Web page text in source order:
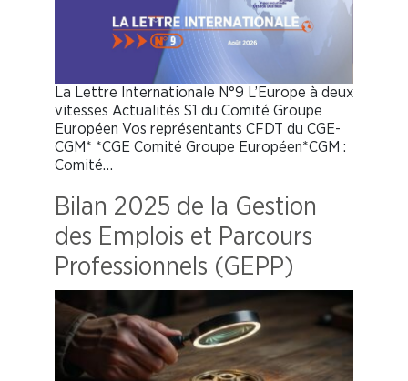
La Lettre Internationale N°9 L’Europe à deux
vitesses Actualités S1 du Comité Groupe
Européen Vos représentants CFDT du CGE-
CGM* *CGE Comité Groupe Européen*CGM :
Comité…
Bilan 2025 de la Gestion
des Emplois et Parcours
Professionnels (GEPP)